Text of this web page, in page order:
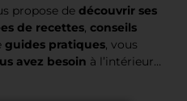
propose de découvrir ses
de recettes, conseils
guides pratiques, vous
avez besoin à l’intérieur…